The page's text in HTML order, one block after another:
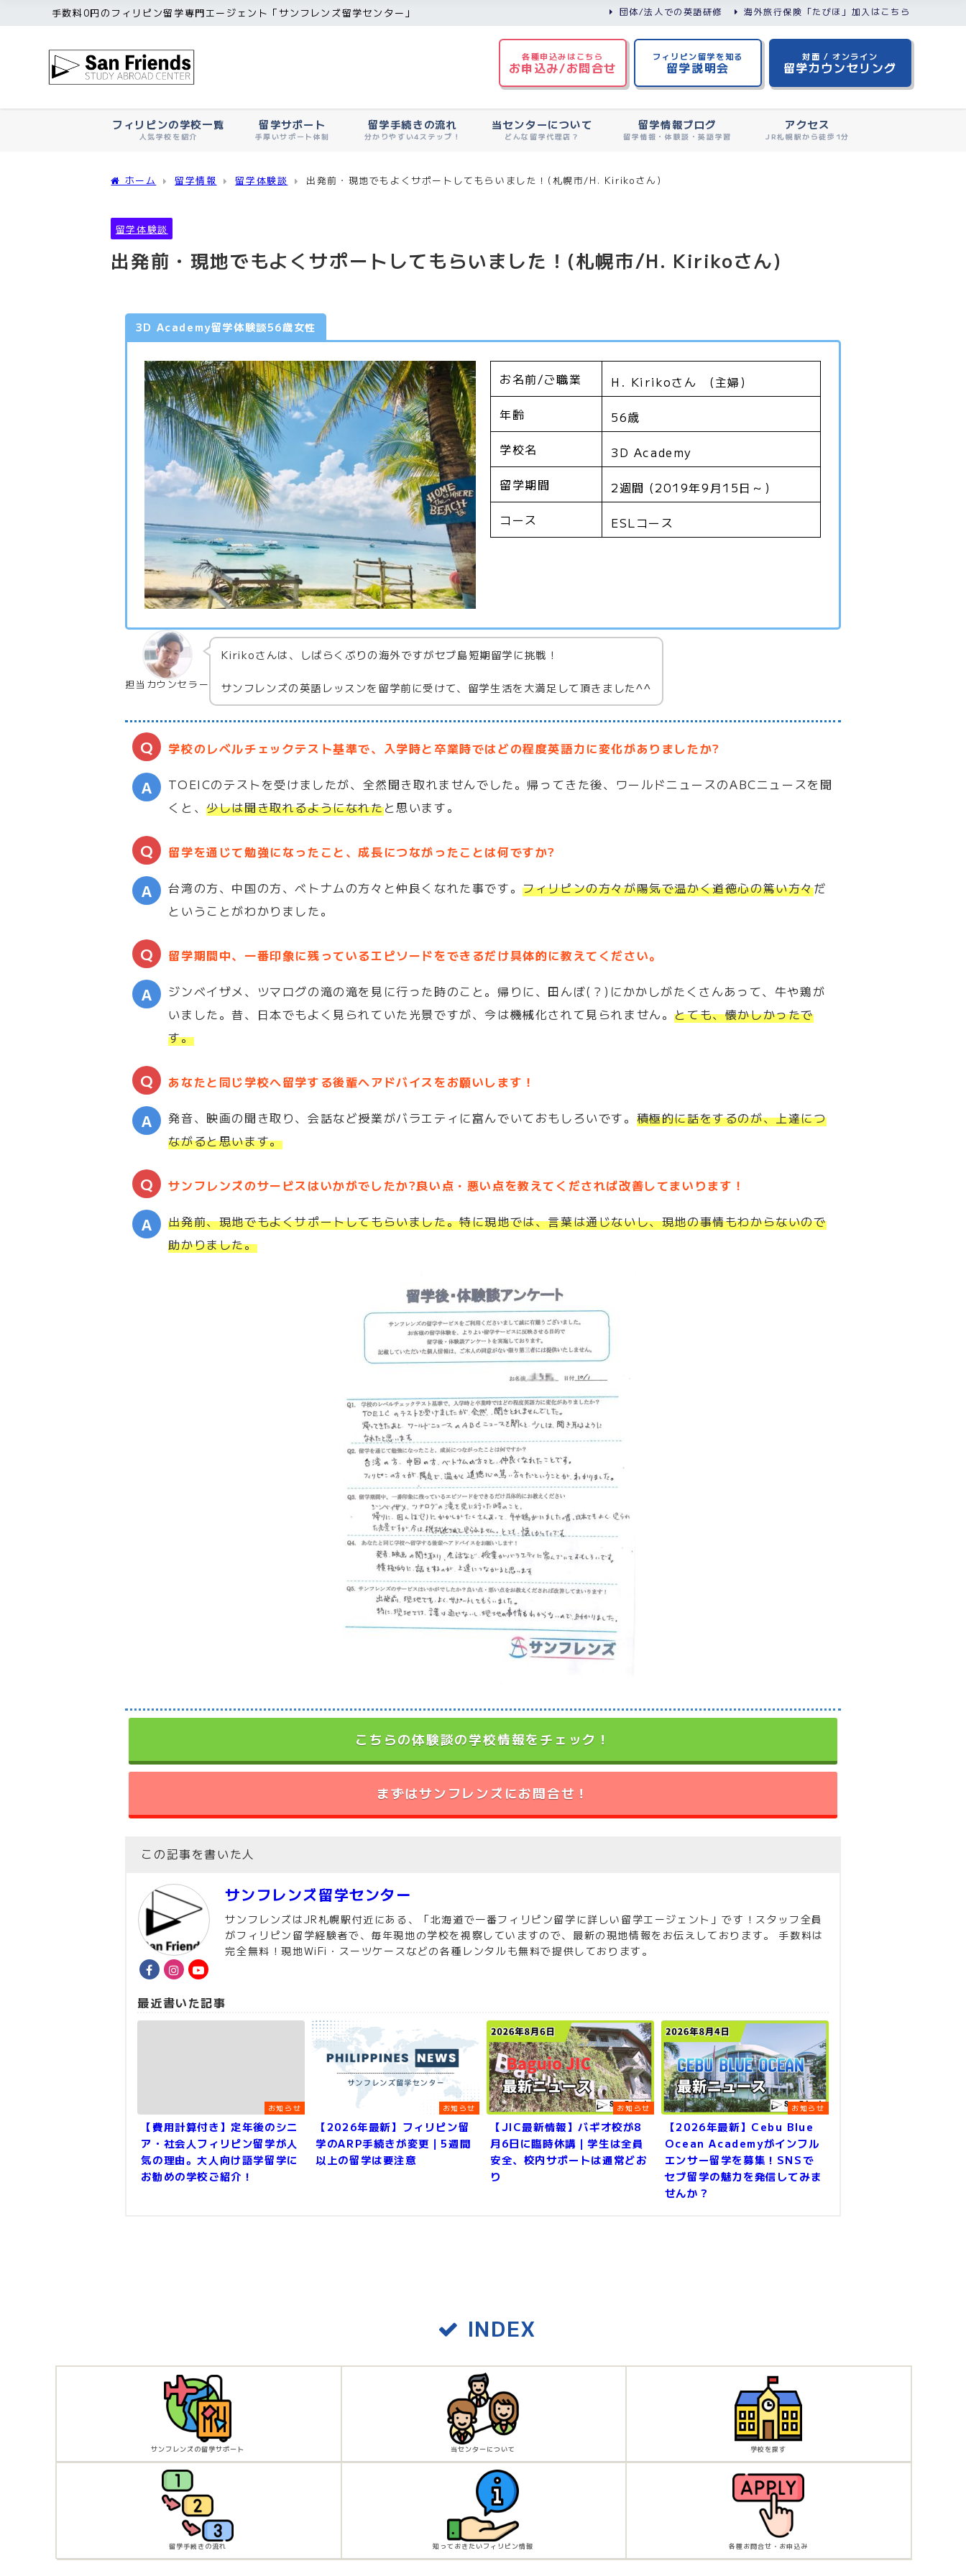
手数料0円のフィリピン留学専門エージェント「サンフレンズ留学センター」 団体/法人での英語研修 海外旅行保険「たびほ」加入はこちら
各種申込みはこちら
お申込み/お問合せ
フィリピン留学を知る
留学説明会
対面 / オンライン
留学カウンセリング
フィリピンの学校一覧
人気学校を紹介
留学サポート
手厚いサポート体制
留学手続きの流れ
分かりやすい4ステップ！
当センターについて
どんな留学代理店？
留学情報ブログ
留学情報・体験談・英語学習
アクセス
JR札幌駅から徒歩1分
ホーム 留学情報 留学体験談 出発前・現地でもよくサポートしてもらいました！(札幌市/H. Kirikoさん)
留学体験談
出発前・現地でもよくサポートしてもらいました！(札幌市/H. Kirikoさん)
3D Academy留学体験談56歳女性
お名前/ご職業
H. Kirikoさん (主婦)
年齢
56歳
学校名
3D Academy
留学期間
2週間 (2019年9月15日～)
コース
ESLコース
担当カウンセラー
Kirikoさんは、しばらくぶりの海外ですがセブ島短期留学に挑戦！
サンフレンズの英語レッスンを留学前に受けて、留学生活を大満足して頂きました^^
学校のレベルチェックテスト基準で、入学時と卒業時ではどの程度英語力に変化がありましたか?
TOEICのテストを受けましたが、全然聞き取れませんでした。帰ってきた後、ワールドニュースのABCニュースを聞
くと、少しは聞き取れるようになれたと思います。
留学を通じて勉強になったこと、成長につながったことは何ですか?
台湾の方、中国の方、ベトナムの方々と仲良くなれた事です。フィリピンの方々が陽気で温かく道徳心の篤い方々だ
ということがわかりました。
留学期間中、一番印象に残っているエピソードをできるだけ具体的に教えてください。
ジンベイザメ、ツマログの滝の滝を見に行った時のこと。帰りに、田んぼ(？)にかかしがたくさんあって、牛や鶏が
いました。昔、日本でもよく見られていた光景ですが、今は機械化されて見られません。とても、懐かしかったで
す。
あなたと同じ学校へ留学する後輩へアドバイスをお願いします！
発音、映画の聞き取り、会話など授業がバラエティに富んでいておもしろいです。 積極的に話をするのが、上達につ
ながると思います。
サンフレンズのサービスはいかがでしたか?良い点・悪い点を教えてくだされば改善してまいります！
出発前、現地でもよくサポートしてもらいました。特に現地では、言葉は通じないし、現地の事情もわからないので
助かりました。
こちらの体験談の学校情報をチェック！
まずはサンフレンズにお問合せ！
この記事を書いた人
サンフレンズ留学センター
サンフレンズはJR札幌駅付近にある、「北海道で一番フィリピン留学に詳しい留学エージェント」です！スタッフ全員
がフィリピン留学経験者で、毎年現地の学校を視察していますので、最新の現地情報をお伝えしております。 手数料は
完全無料！現地WiFi・スーツケースなどの各種レンタルも無料で提供しております。
最近書いた記事
お知らせ
【費用計算付き】定年後のシニ
ア・社会人フィリピン留学が人
気の理由。大人向け語学留学に
お勧めの学校ご紹介！
お知らせ
【2026年最新】フィリピン留
学のARP手続きが変更｜5週間
以上の留学は要注意
お知らせ
【JIC最新情報】バギオ校が8
月6日に臨時休講｜学生は全員
安全、校内サポートは通常どお
り
お知らせ
【2026年最新】Cebu Blue
Ocean Academyがインフル
エンサー留学を募集！SNSで
セブ留学の魅力を発信してみま
せんか？
INDEX
サンフレンズの留学サポート 当センターについて 学校を探す
留学手続きの流れ 知っておきたいフィリピン情報 各種お問合せ・お申込み